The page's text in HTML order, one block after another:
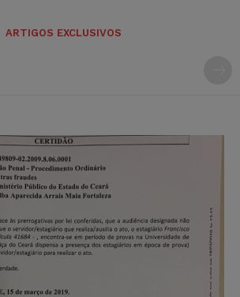
ARTIGOS EXCLUSIVOS